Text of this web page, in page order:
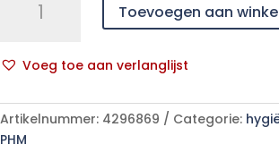
p/s
Toevoegen aan
Voeg toe aan verlanglijst
l
t
e
Artikelnummer: 4296869 Categorie:
PHM